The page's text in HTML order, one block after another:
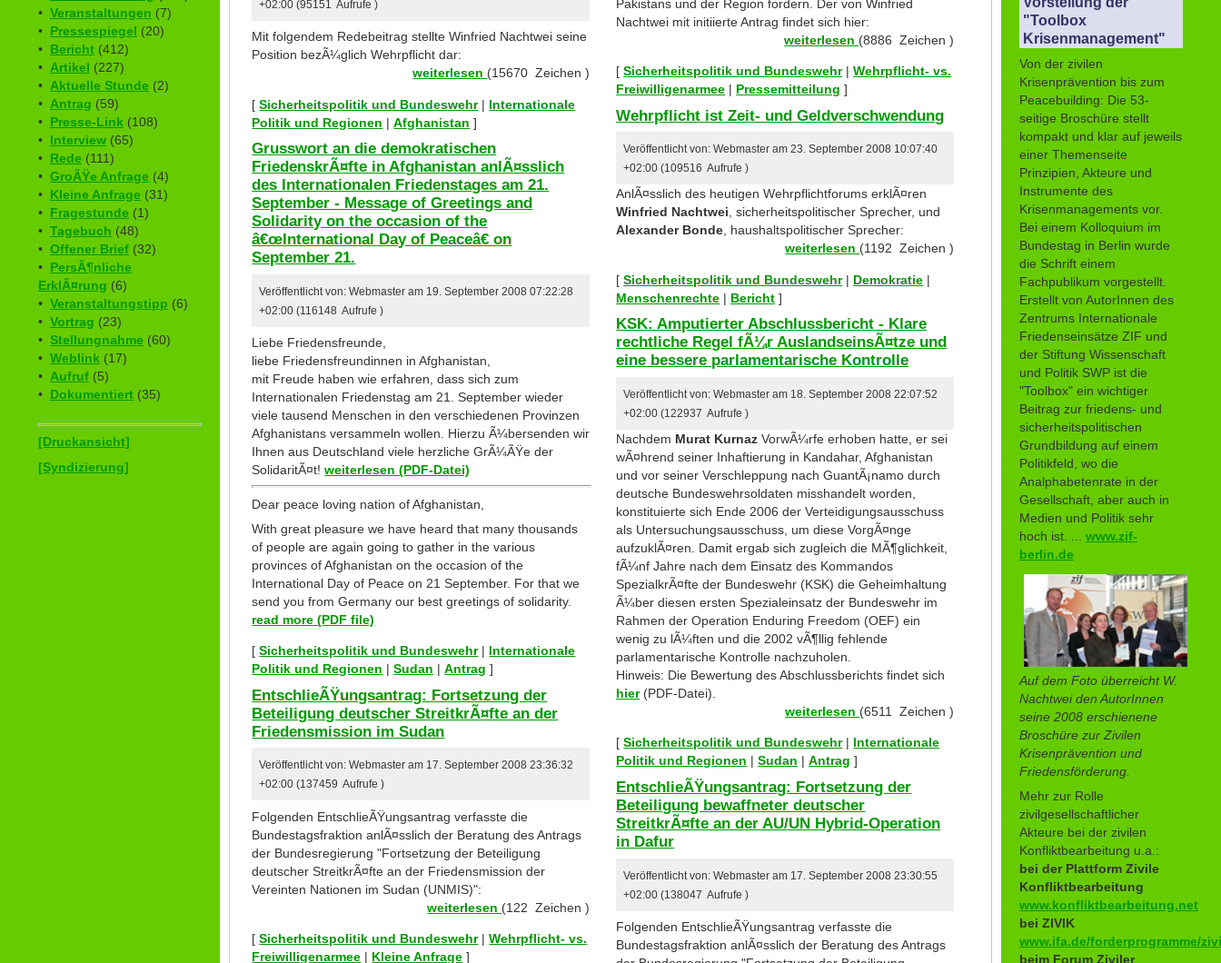
• Veranstaltungen (7)
• Pressespiegel (20)
• Bericht (412)
• Artikel (227)
• Aktuelle Stunde (2)
• Antrag (59)
• Presse-Link (108)
• Interview (65)
• Rede (111)
• GroÃŸe Anfrage (4)
• Kleine Anfrage (31)
• Fragestunde (1)
• Tagebuch (48)
• Offener Brief (32)
• PersÃ¶nliche
ErklÃ¤rung (6)
• Veranstaltungstipp (6)
• Vortrag (23)
• Stellungnahme (60)
• Weblink (17)
• Aufruf (5)
• Dokumentiert (35)
[Druckansicht]
[Syndizierung]
+02:00 (95151 Aufrufe )
Mit folgendem Redebeitrag stellte Winfried Nachtwei seine
Position bezÃ¼glich Wehrpflicht dar:
weiterlesen (15670 Zeichen )
[Sicherheitspolitik und Bundeswehr| Internationale
Politik und Regionen |Afghanistan ]
Grusswort an die demokratischen
FriedenskrÃ¤fte in Afghanistan anlÃ¤sslich
des Internationalen Friedenstages am 21.
September - Message of Greetings and
Solidarity on the occasion of the
â€œInternational Day of Peaceâ€ on
September 21.
Veröffentlicht von: Webmaster am 19. September 2008 07:22:28
+02:00 (116148 Aufrufe )
Liebe Friedensfreunde,
liebe Friedensfreundinnen in Afghanistan,
mit Freude haben wie erfahren, dass sich zum
Internationalen Friedenstag am 21. September wieder
viele tausend Menschen in den verschiedenen Provinzen
Afghanistans versammeln wollen. Hierzu Ã¼bersenden wir
Ihnen aus Deutschland viele herzliche GrÃ¼ÃŸe der
SolidaritÃ¤t!weiterlesen (PDF-Datei)
Dear peace loving nation of Afghanistan,
With great pleasure we have heard that many thousands
of people are again going to gather in the various
provinces of Afghanistan on the occasion of the
International Day of Peace on 21 September. For that we
send you from Germany our best greetings of solidarity.
read more (PDF file)
[Sicherheitspolitik und Bundeswehr| Internationale
Politik und Regionen |Sudan |Antrag ]
EntschlieÃŸungsantrag: Fortsetzung der
Beteiligung deutscher StreitkrÃ¤fte an der
Friedensmission im Sudan
Veröffentlicht von: Webmaster am 17. September 2008 23:36:32
+02:00 (137459 Aufrufe )
Folgenden EntschlieÃŸungsantrag verfasste die
Bundestagsfraktion anlÃ¤sslich der Beratung des Antrags
der Bundesregierung "Fortsetzung der Beteiligung
deutscher StreitkrÃ¤fte an der Friedensmission der
Vereinten Nationen im Sudan (UNMIS)":
weiterlesen (122 Zeichen )
[Sicherheitspolitik und Bundeswehr|Wehrpflicht- vs.
Freiwilligenarmee | Kleine Anfrage ]
Pakistans und der Region fordern. Der von Winfried
Nachtwei mit initiierte Antrag findet sich hier:
weiterlesen (8886 Zeichen )
[Sicherheitspolitik und Bundeswehr|Wehrpflicht- vs.
Freiwilligenarmee | Pressemitteilung ]
Wehrpflicht ist Zeit- und Geldverschwendung
Veröffentlicht von: Webmaster am 23. September 2008 10:07:40
+02:00 (109516 Aufrufe )
AnlÃ¤sslich des heutigen Wehrpflichtforums erklÃ¤ren
Winfried Nachtwei, sicherheitspolitischer Sprecher, und
Alexander Bonde, haushaltspolitischer Sprecher:
weiterlesen (1192 Zeichen )
[Sicherheitspolitik und Bundeswehr| Demokratie |
Menschenrechte | Bericht ]
KSK: Amputierter Abschlussbericht - Klare
rechtliche Regel fÃ¼r AuslandseinsÃ¤tze und
eine bessere parlamentarische Kontrolle
Veröffentlicht von: Webmaster am 18. September 2008 22:07:52
+02:00 (122937 Aufrufe )
Nachdem Murat KurnazVorwÃ¼rfe erhoben hatte, er sei
wÃ¤hrend seiner Inhaftierung in Kandahar, Afghanistan
und vor seiner Verschleppung nach GuantÃ¡namo durch
deutsche Bundeswehrsoldaten misshandelt worden,
konstituierte sich Ende 2006 der Verteidigungsausschuss
als Untersuchungsausschuss, um diese VorgÃ¤nge
aufzuklÃ¤ren. Damit ergab sich zugleich die MÃ¶glichkeit,
fÃ¼nf Jahre nach dem Einsatz des Kommandos
SpezialkrÃ¤fte der Bundeswehr (KSK) die Geheimhaltung
Ã¼ber diesen ersten Spezialeinsatz der Bundeswehr im
Rahmen der Operation Enduring Freedom (OEF) ein
wenig zu lÃ¼ften und die 2002 vÃ¶llig fehlende
parlamentarische Kontrolle nachzuholen.
Hinweis: Die Bewertung des Abschlussberichts findet sich
hier(PDF-Datei).
weiterlesen (6511 Zeichen )
[Sicherheitspolitik und Bundeswehr| Internationale
Politik und Regionen |Sudan |Antrag ]
EntschlieÃŸungsantrag: Fortsetzung der
Beteiligung bewaffneter deutscher
StreitkrÃ¤fte an der AU/UN Hybrid-Operation
in Dafur
Veröffentlicht von: Webmaster am 17. September 2008 23:30:55
+02:00 (138047 Aufrufe )
Folgenden EntschlieÃŸungsantrag verfasste die
Bundestagsfraktion anlÃ¤sslich der Beratung des Antrags
"Toolbox
Krisenmanagement"
Von der zivilen
Krisenprävention bis zum
Peacebuilding: Die 53-
seitige Broschüre stellt
kompakt und klar auf jeweils
einer Themenseite
Prinzipien, Akteure und
Instrumente des
Krisenmanagements vor.
Bei einem Kolloquium im
Bundestag in Berlin wurde
die Schrift einem
Fachpublikum vorgestellt.
Erstellt von AutorInnen des
Zentrums Internationale
Friedenseinsätze ZIF und
der Stiftung Wissenschaft
und Politik SWP ist die
"Toolbox" ein wichtiger
Beitrag zur friedens- und
sicherheitspolitischen
Grundbildung auf einem
Politikfeld, wo die
Analphabetenrate in der
Gesellschaft, aber auch in
Medien und Politik sehr
hoch ist. ... www.zif-
berlin.de
Auf dem Foto überreicht W.
Nachtwei den AutorInnen
seine 2008 erschienene
Broschüre zur Zivilen
Krisenprävention und
Friedensförderung.
Mehr zur Rolle
zivilgesellschaftlicher
Akteure bei der zivilen
Konfliktbearbeitung u.a.:
bei der Plattform Zivile
Konfliktbearbeitung
www.konfliktbearbeitung.net
bei ZIVIK
www.ifa.de/forderprogramme/
beim Forum Ziviler